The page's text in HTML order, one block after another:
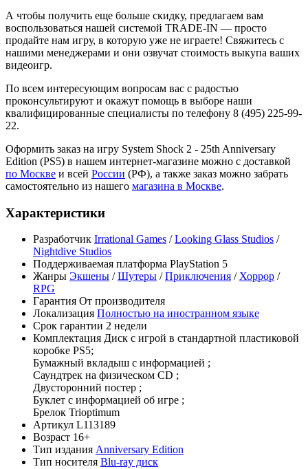
А чтобы получить еще больше скидку, предлагаем вам
воспользоваться нашей системой TRADE-IN — просто
продайте нам игру, в которую уже не играете! Свяжитесь с
нашими менеджерами и они озвучат стоимость выкупа ваших
видеоигр.
По всем интересующим вопросам вас с радостью
проконсультируют и окажут помощь в выборе наши
квалифицированные специалисты по телефону 8 (495) 225-99-
22.
Оформить заказ на игру System Shock 2 - 25th Anniversary
Edition (PS5) в нашем интернет-магазине можно с доставкой
по Москве и всей России (РФ), а также заказ можно забрать
самостоятельно из нашего магазина в Москве.
Характеристики
Разработчик Irrational Games /Looking Glass Studios /
Nightdive Studios
Поддерживаемая платформа PlayStation 5
Жанры Экшены /Шутеры /Приключения / Хоррор /
RPG
Гарантия От производителя
Локализация Полностью на иностранном языке
Срок гарантии 2 недели
Комплектация Диск с игрой в стандартной пластиковой
коробке PS5;
Бумажный вкладыш с информацией ;
Саундтрек на физическом CD ;
Двусторонний постер ;
Буклет с информацией об игре ;
Брелок Trioptimum
Артикул L113189
Возраст 16+
Тип издания Anniversary Edition
Тип носителя Blu-ray диск